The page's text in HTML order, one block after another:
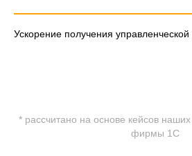
Ускорение получения управленческой
* рассчитано на основе кейсов
фирмы 1С